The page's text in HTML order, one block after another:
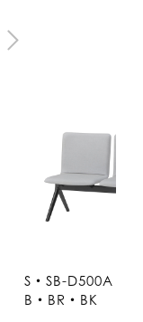
S・SB-D500A・
B・BR・BK